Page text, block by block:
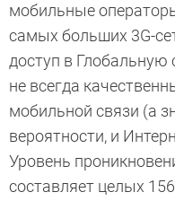
мобильные
самых больших 3G-
доступ в Глобальную
не всегда
мобильной связи (а
вероятности, и
Уровень
составляет целых